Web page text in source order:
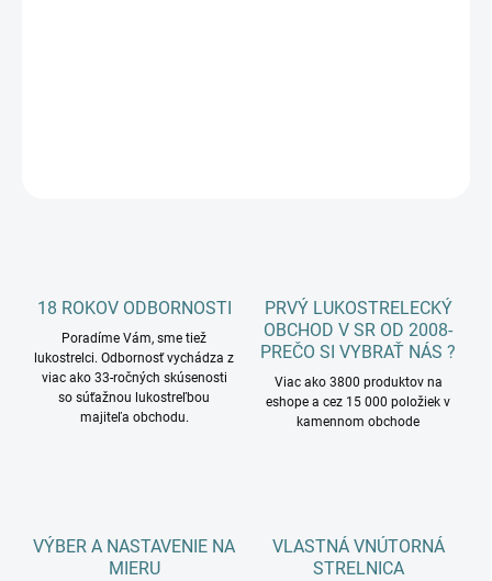
18 ROKOV ODBORNOSTI
Poradíme Vám, sme tiež
lukostrelci. Odbornosť vychádza z
viac ako 33-ročných skúsenosti
so súťažnou lukostreľbou
majiteľa obchodu.
PRVÝ LUKOSTRELECKÝ
OBCHOD V SR OD 2008-
PREČO SI VYBRAŤ NÁS ?
Viac ako 3800 produktov na
eshope a cez 15 000 položiek v
kamennom obchode
VÝBER A NASTAVENIE NA
MIERU
VLASTNÁ VNÚTORNÁ
STRELNICA